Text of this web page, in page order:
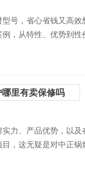
号，省心省钱又高
，从特性、优势到性
里有卖保修吗
力、产品优势，以
，这无疑是对中正